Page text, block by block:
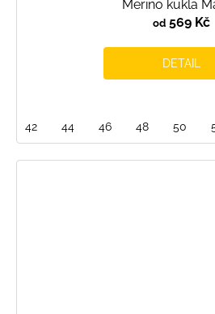
Merino kukla
od569 Kč
DETAIL
42 44 46 48 50